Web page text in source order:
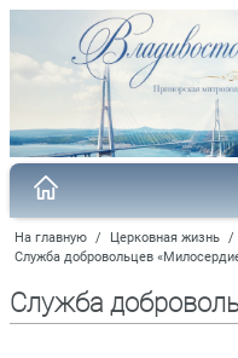
На главную / Церковная жизнь /
Служба добровольцев
Служба